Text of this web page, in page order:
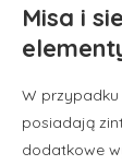
Misa i
W
posiadają
dodatkowe